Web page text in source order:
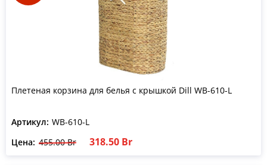
Плетеная корзина для белья с крышкой Dill WB-610-L
Артикул: WB-610-L
Цена: 455.00 Br 318.50 Br